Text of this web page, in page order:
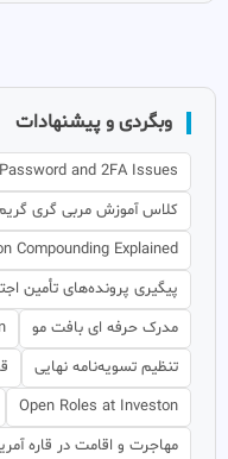
وبگردی و پیشنهادات
and 2FA Issues
کلاس آموزش مربی گری
Compounding Explained
پیگیری پرونده‌های تأمین
مدرک حرفه ای بافت مو
تنظیم تسویه‌نامه نهایی
Open Roles at Investon
مهاجرت و اقامت در قاره